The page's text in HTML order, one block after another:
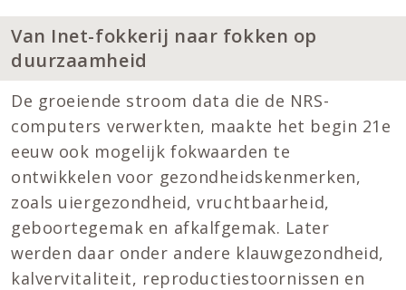
Van Inet-fokkerij naar fokken op
duurzaamheid
De groeiende stroom data die de NRS-
computers verwerkten, maakte het begin 21e
eeuw ook mogelijk fokwaarden te
ontwikkelen voor gezondheidskenmerken,
zoals uiergezondheid, vruchtbaarheid,
geboortegemak en afkalfgemak. Later
werden daar onder andere klauwgezondheid,
kalvervitaliteit, reproductiestoornissen en